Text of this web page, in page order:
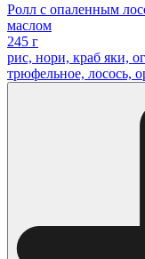
Ролл с опаленным
маслом
245 г
рис, нори, краб яки,
трюфельное, лосось,